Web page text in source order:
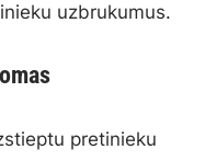
uzbrukumus.
pretinieku